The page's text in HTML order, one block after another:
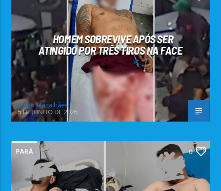
HOMEM SOBREVIVE APÓS SER
ATINGIDO POR TRÊS TIROS NA FACE
Diego Magalhães
5 DE JUNHO DE 2026
PARÁ 0